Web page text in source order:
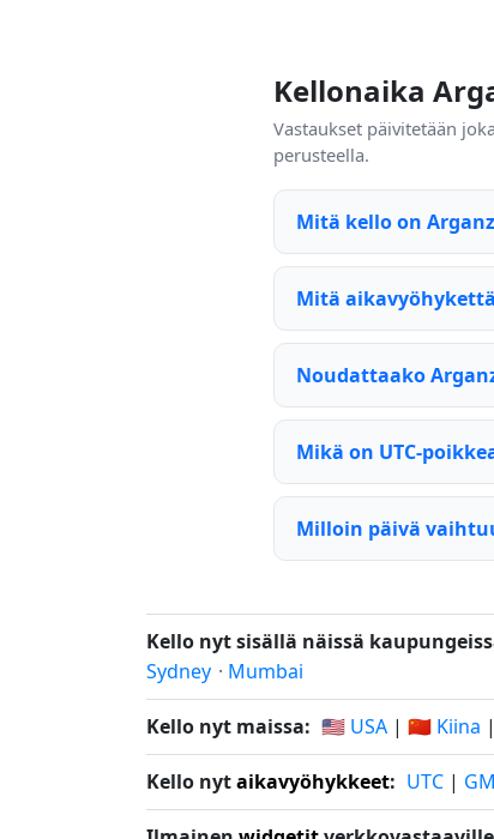
Kellonaika
Vastaukset päivitetään
perusteella.
Mitä kello on
Mitä
Noudattaako
Mikä on UTC-
Milloin päivä
Kello nyt sisällä näissä
Sydney · Mumbai
Kello nyt maissa: 🇺🇸 USA | 🇨🇳 Kiina |
Kello nytaikavyöhykkeet: UTC |